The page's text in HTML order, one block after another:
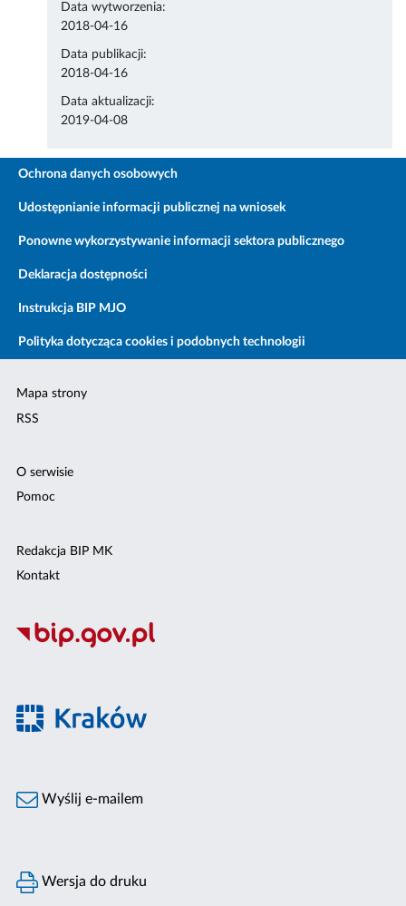
Data wytworzenia:
2018-04-16
Data publikacji:
2018-04-16
Data aktualizacji:
2019-04-08
Ochrona danych osobowych
Udostępnianie informacji publicznej na wniosek
Ponowne wykorzystywanie informacji sektora publicznego
Deklaracja dostępności
Instrukcja BIP MJO
Polityka dotycząca cookies i podobnych technologii
Mapa strony
RSS
O serwisie
Pomoc
Redakcja BIP MK
Kontakt
Wyślij e-mailem
Wersja do druku